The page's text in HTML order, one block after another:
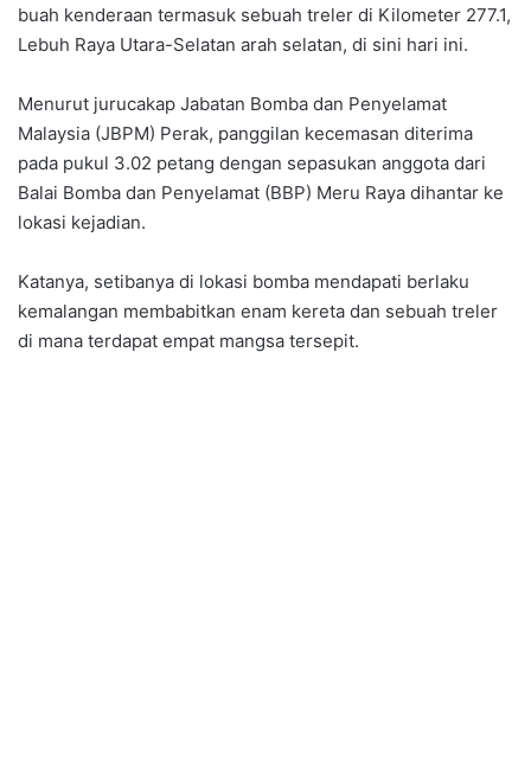
buah kenderaan termasuk sebuah treler di Kilometer 277.1,
Lebuh Raya Utara-Selatan arah selatan, di sini hari ini.
Menurut jurucakap Jabatan Bomba dan Penyelamat
Malaysia (JBPM) Perak, panggilan kecemasan diterima
pada pukul 3.02 petang dengan sepasukan anggota dari
Balai Bomba dan Penyelamat (BBP) Meru Raya dihantar ke
lokasi kejadian.
Katanya, setibanya di lokasi bomba mendapati berlaku
kemalangan membabitkan enam kereta dan sebuah treler
di mana terdapat empat mangsa tersepit.